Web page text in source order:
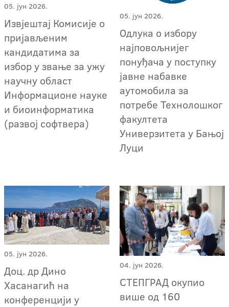
05. јун 2026.
Извјештај Комисије о
пријављеним
кандидатима за
избор у звање за ужу
научну област
Информационе науке
и биоинформатика
(развој софтвера)
05. јун 2026.
Одлука о избору
најповољнијег
понуђача у поступку
јавне набавке
аутомобила за
потребе Технолошког
факултета
Универзитета у Бањој
Луци
05. јун 2026.
Доц. др Дино
Хасанагић на
конференцији у
04. јун 2026.
СТЕПГРАД окупио
више од 160